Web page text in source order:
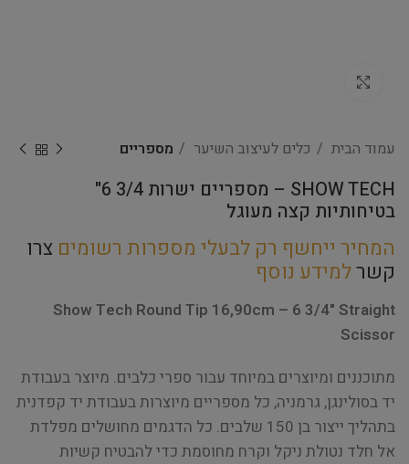
עמוד הבית כלים לעיצוב השיער מספריים
SHOW TECH – מספריים ישרות 3/4 6"
בטיחותיות קצה מעוגל
המחיר ייחשף רק לבעלי מספרות רשומים צרו
קשרלמידע נוסף
Show Tech Round Tip 16,90cm – 6 3/4" Straight
Scissor
מתוכננים ומיוצרים במיוחד עבור ספרי כלבים. מיוצר בעבודת
יד בסולינגן, גרמניה, כל מספריים מיוצרות בעבודת יד קפדנית
בתהליך ייצור בן 150 שלבים. כל הדגמים מחושלים מפלדת
אל חלד נטולת ניקל וקרח מחוסמת כדי להבטיח קשיות